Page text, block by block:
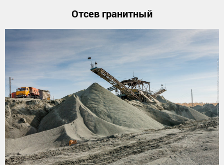
Отсев гранитный